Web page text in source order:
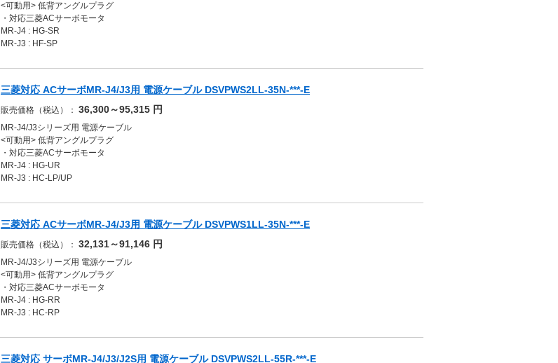
<可動用> 低背アングルプラグ
・対応三菱ACサーボモータ
MR-J4 : HG-SR
MR-J3 : HF-SP
三菱対応 ACサーボMR-J4/J3用 電源ケーブル DSVPWS2LL-35N-***-E
販売価格（税込）： 36,300～95,315 円
MR-J4/J3シリーズ用 電源ケーブル
<可動用> 低背アングルプラグ
・対応三菱ACサーボモータ
MR-J4 : HG-UR
MR-J3 : HC-LP/UP
三菱対応 ACサーボMR-J4/J3用 電源ケーブル DSVPWS1LL-35N-***-E
販売価格（税込）： 32,131～91,146 円
MR-J4/J3シリーズ用 電源ケーブル
<可動用> 低背アングルプラグ
・対応三菱ACサーボモータ
MR-J4 : HG-RR
MR-J3 : HC-RP
三菱対応 サーボMR-J4/J3/J2S用 電源ケーブル DSVPWS2LL-55R-***-E